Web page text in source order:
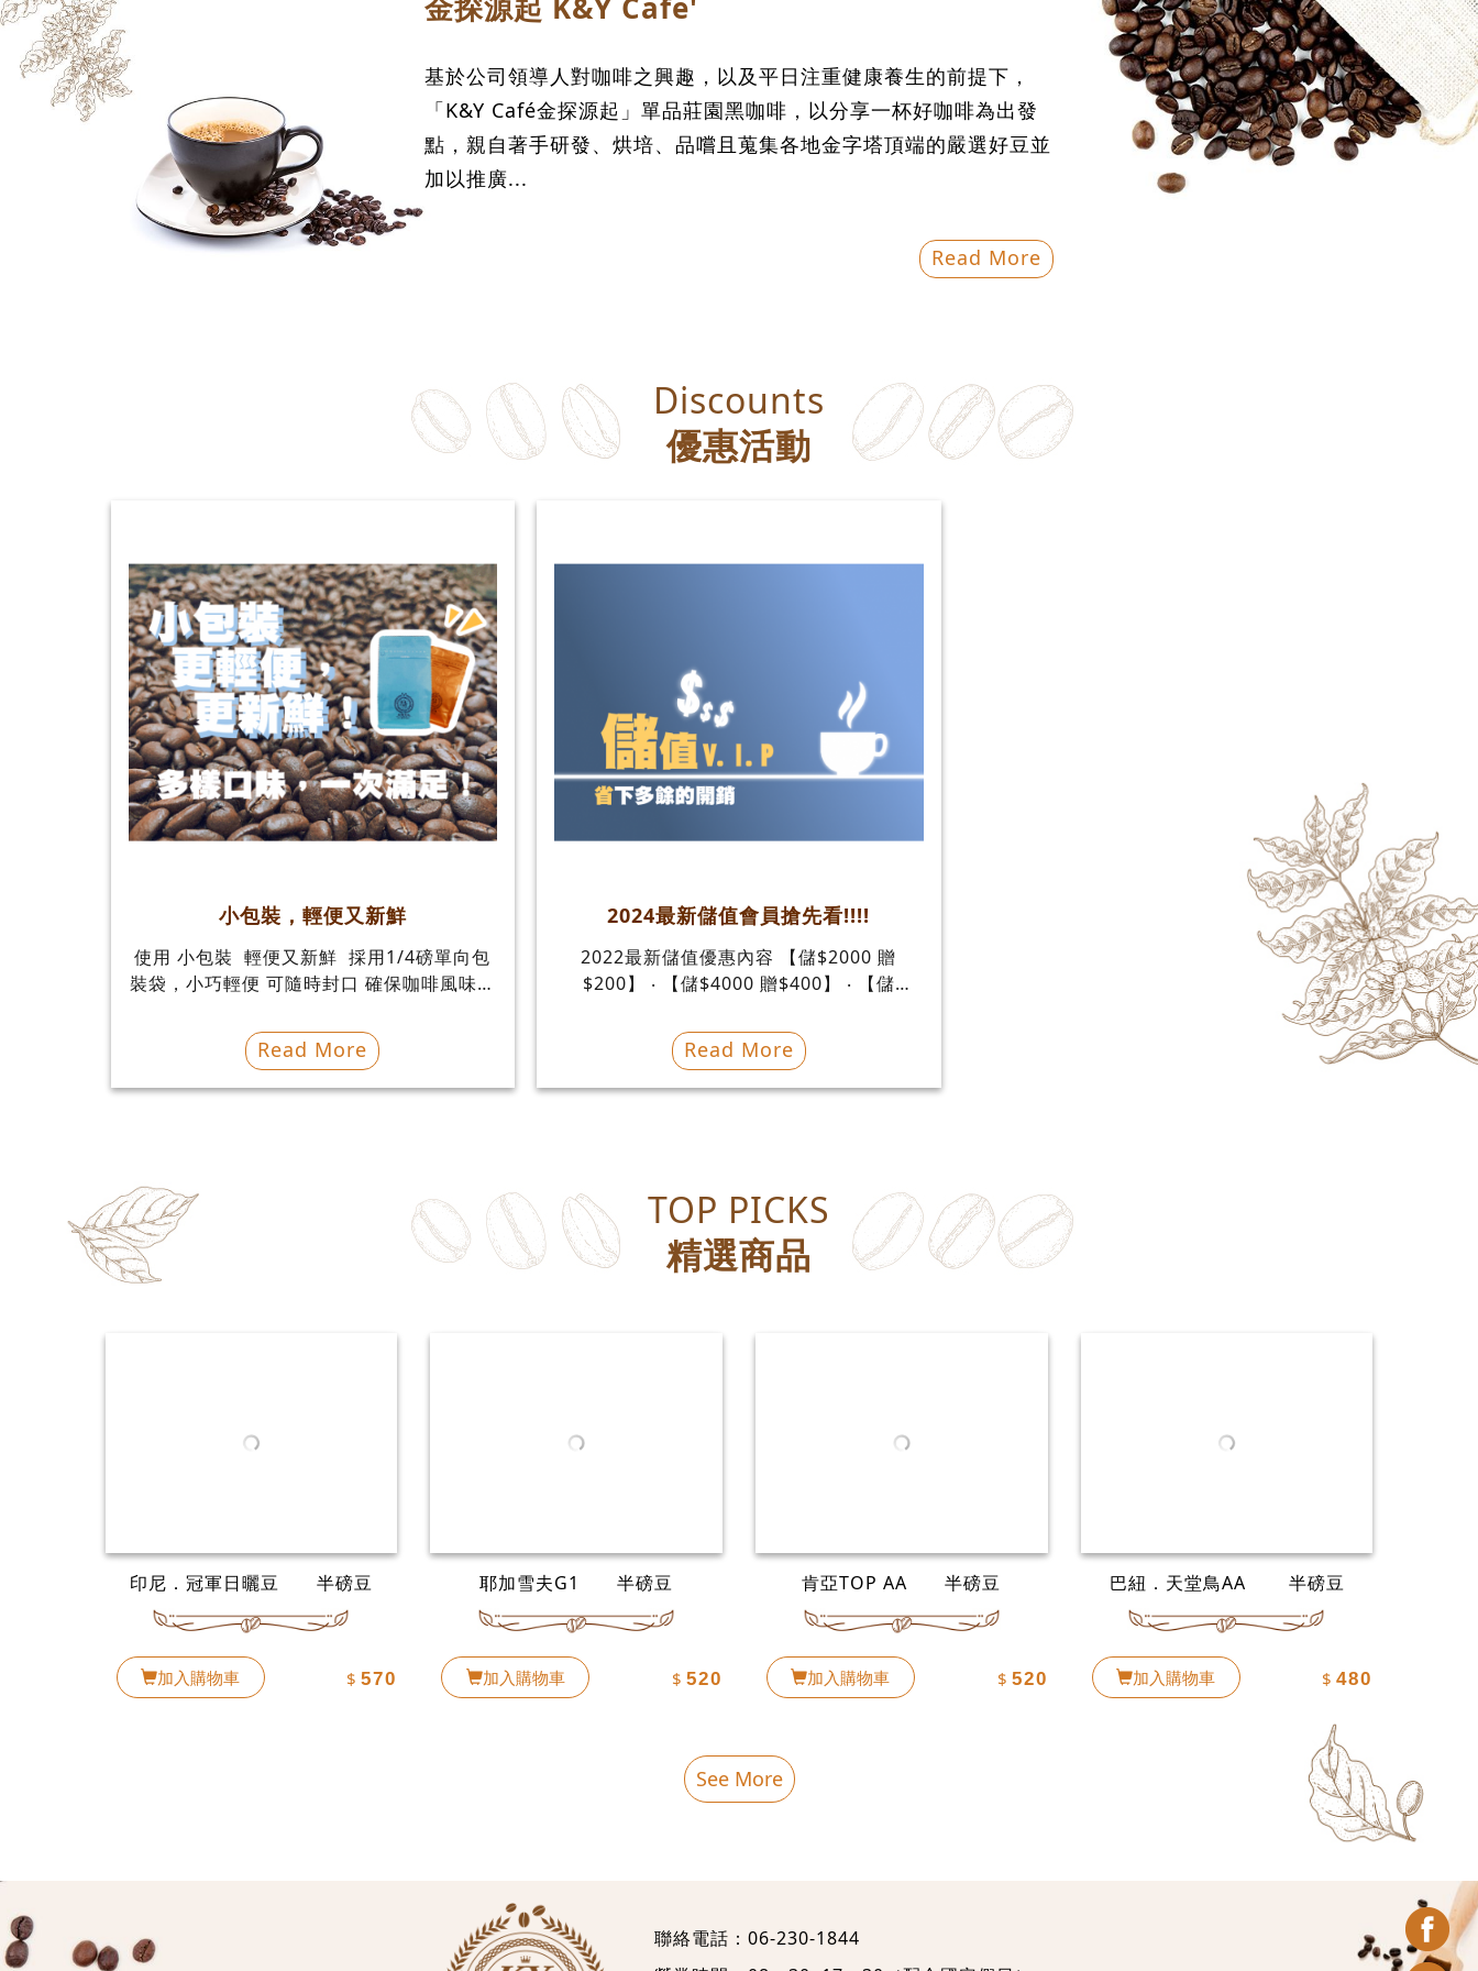
基於公司領導人對咖啡之興趣，以及平日注重健康養生的前提下，
「K&Y Café金探源起」單品莊園黑咖啡，以分享一杯好咖啡為出發
點，親自著手研發、烘培、品嚐且蒐集各地金字塔頂端的嚴選好豆並
加以推廣...
Read More
Discounts
優惠活動
小包裝，輕便又新鮮
使用 小包裝 輕便又新鮮 採用1/4磅單向包
裝袋，小巧輕便 可隨時封口 確保咖啡風味不
Read More
2024最新儲值會員搶先看!!!!
2022最新儲值優惠內容 【儲$2000 贈
$200】 ‧ 【儲$4000 贈$400】 ‧ 【儲
Read More
TOP PICKS
精選商品
印尼．冠軍日曬豆 半磅豆
加入購物車 $570
耶加雪夫G1 半磅豆
加入購物車 $ 520
肯亞TOP AA 半磅豆
加入購物車 $ 520
巴紐．天堂鳥AA 半磅豆
加入購物車 $480
See More
聯絡電話：06-230-1844